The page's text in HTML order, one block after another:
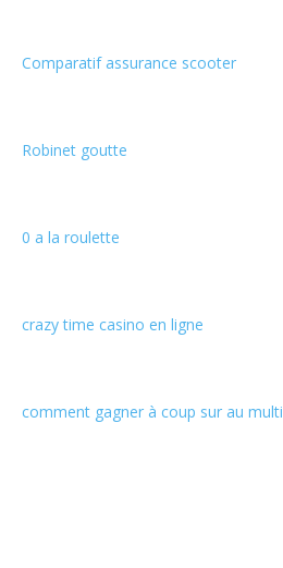
Comparatif assurance scooter
Robinet goutte
0 a la roulette
crazy time casino en ligne
comment gagner à coup sur au multi